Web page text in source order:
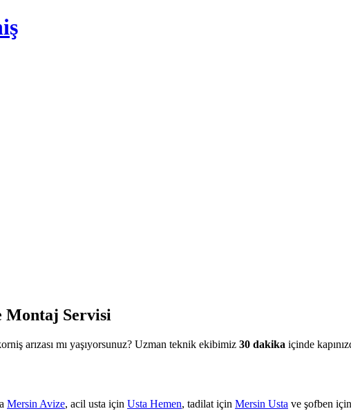
Servisi
arızası mı yaşıyorsunuz? Uzman teknik ekibimiz 30 dakika içinde
Mersin Avize, acil usta için Usta Hemen, tadilat için Mersin Usta ve şofben için